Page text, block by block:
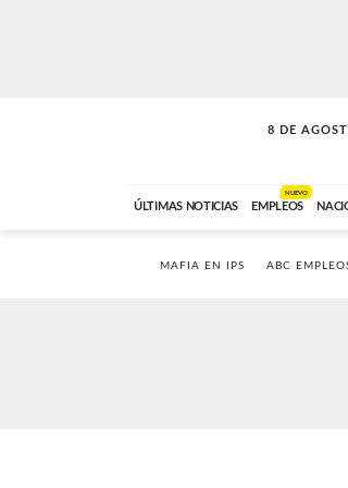
8 DE
ÚLTIMAS NOTICIAS EMPLEOS
NUEVO
MAFIA EN IPS ABC